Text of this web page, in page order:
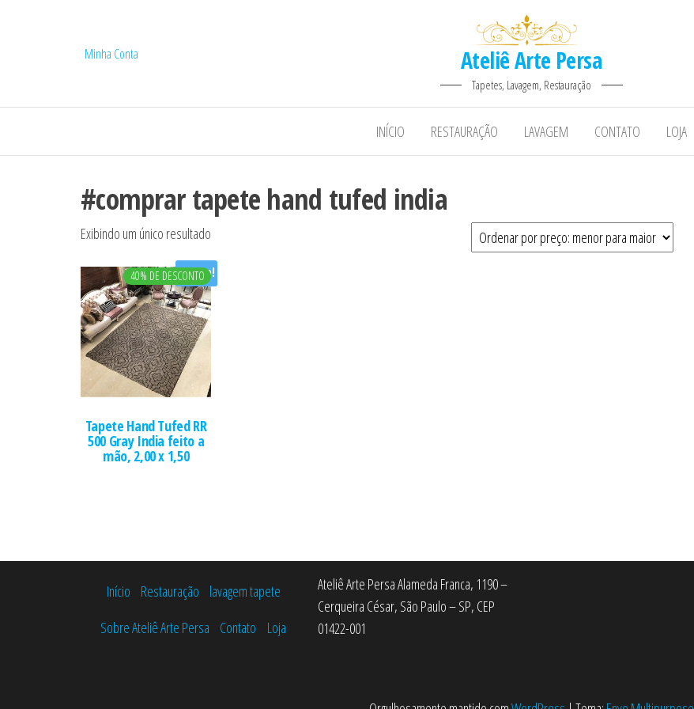
Ateliê Arte Persa
Tapetes, Lavagem, Restauração
Minha Conta
INÍCIO RESTAURAÇÃO LAVAGEM CONTATO LOJA
#comprar tapete hand tufed india
Exibindo um único resultado
Oferta!
40% DE DESCONTO
Tapete Hand Tufed RR
500 Gray India feito a
mão, 2,00 x 1,50
Início Restauração
lavagem tapete
Sobre Ateliê Arte Persa
Contato Loja
Ateliê Arte Persa Alameda Franca, 1190 –
Cerqueira César, São Paulo – SP, CEP
01422-001